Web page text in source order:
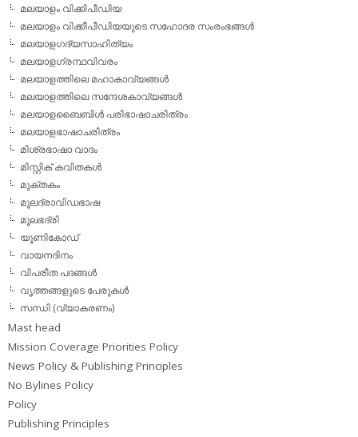
മലയാളം വിക്കിപീഡിയ
മലയാളം വിക്കീപീഡിയയുടെ സഹോദര സംരംഭങ്ങള്‍
മലയാളഗദ്യസാഹിത്യം
മലയാളഗ്രന്ഥവിവരം
മലയാളത്തിലെ മഹാകാവ്യങ്ങള്‍
മലയാളത്തിലെ സന്ദേശകാവ്യങ്ങള്‍
മലയാളബൈബിള്‍ പരിഭാഷാചരിത്രം
മലയാളഭാഷാചരിത്രം
മിശ്രഭാഷാ വാദം
മിസ്റ്റിക് കവിതകള്‍
മുക്തകം
മൂലദ്രാവിഡഭാഷ
മൂലഭദ്രി
യൂണികോഡ്
വായനദിനം
വിപരീത പദങ്ങള്‍
വൃത്തങ്ങളുടെ പേരുകള്‍
സന്ധി (വ്യാകരണം)
Mast head
Mission Coverage Priorities Policy
News Policy & Publishing Principles
No Bylines Policy
Policy
Publishing Principles